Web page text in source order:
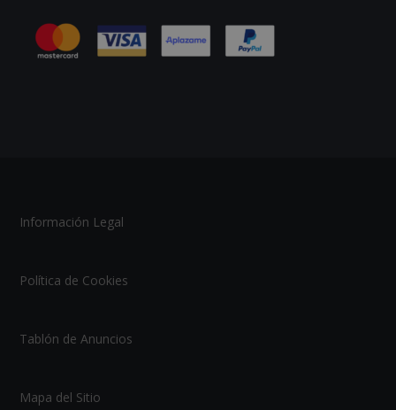
Información Legal
Política de Cookies
Tablón de Anuncios
Mapa del Sitio